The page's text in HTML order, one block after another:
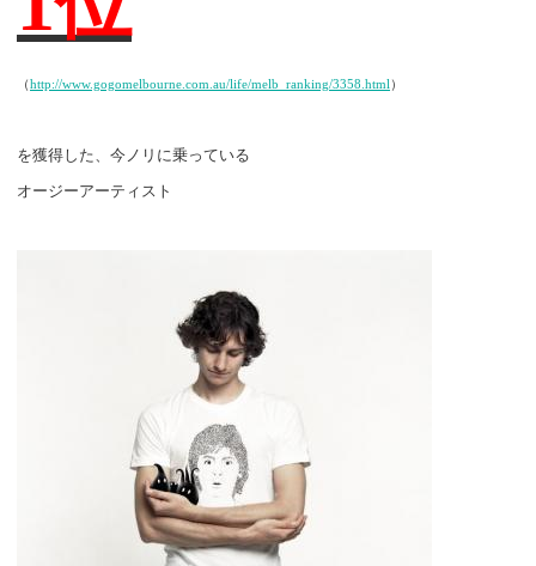
（http://www.gogomelbourne.com.au/life/melb_ranking/3358.html ）
を獲得した、今ノリに乗っている
オージーアーティスト